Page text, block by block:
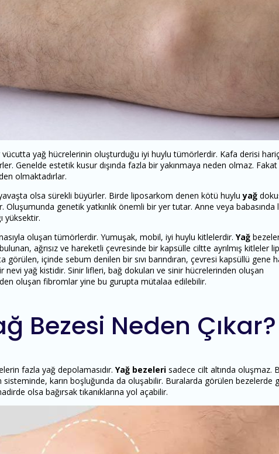
vücutta yağ hücrelerinin oluşturduğu iyi huylu tümörlerdir. Kafa derisi
Genelde estetik kusur dışında fazla bir yakınmaya neden olmaz.
olmaktadırlar.
olsa sürekli büyürler. Birde liposarkom denen kötü huyluyağ
Oluşumunda genetik yatkınlık önemli bir yer tutar. Anne veya babasında
yüksektir.
oluşan tümörlerdir. Yumuşak, mobil, iyi huylu kitlelerdir. Yağ
ağrısız ve hareketli çevresinde bir kapsülle ciltte ayrılmış kitleler
içinde sebum denilen bir sıvı barındıran, çevresi kapsüllü gene
yağ kistidir. Sinir lifleri, bağ dokuları ve sinir hücrelerinden oluşan
oluşan fibromlar yine bu gurupta mütalaa edilebilir.
Bezesi Neden Çıkar?
fazla yağ depolamasıdır. Yağ bezeleri sadece cilt altında oluşmaz.
sisteminde, karın boşluğunda da oluşabilir. Buralarda görülen bezelerde
olsa bağırsak tıkanıklarına yol açabilir.